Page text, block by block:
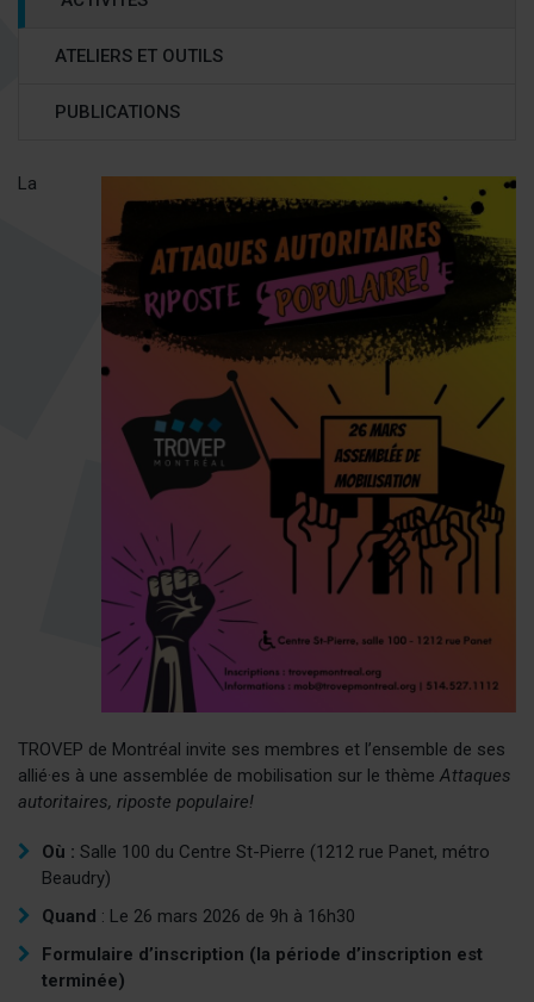
ATELIERS ET OUTILS
PUBLICATIONS
La
TROVEP de Montréal invite ses membres et l’ensemble de ses
allié·es à une assemblée de mobilisation sur le thème Attaques
autoritaires, riposte populaire!
Où : Salle 100 du Centre St-Pierre (1212 rue Panet, métro
Beaudry)
Quand : Le 26 mars 2026 de 9h à 16h30
Formulaire d’inscription (la période d’inscription est
terminée)